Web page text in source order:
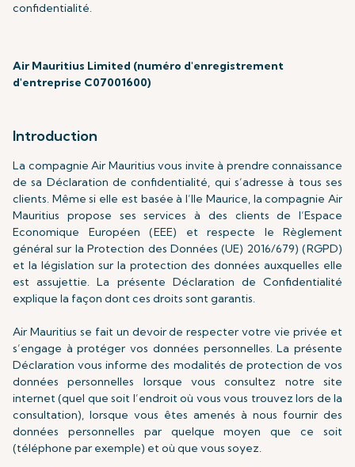
confidentialité.
Air Mauritius Limited (numéro d'enregistrement
d'entreprise C07001600)
Introduction
La compagnie Air Mauritius vous invite à prendre connaissance
de sa Déclaration de confidentialité, qui s’adresse à tous ses
clients. Même si elle est basée à l’Ile Maurice, la compagnie Air
Mauritius propose ses services à des clients de l’Espace
Economique Européen (EEE) et respecte le Règlement
général sur la Protection des Données (UE) 2016/679) (RGPD)
et la législation sur la protection des données auxquelles elle
est assujettie. La présente Déclaration de Confidentialité
explique la façon dont ces droits sont garantis.
Air Mauritius se fait un devoir de respecter votre vie privée et
s’engage à protéger vos données personnelles. La présente
Déclaration vous informe des modalités de protection de vos
données personnelles lorsque vous consultez notre site
internet (quel que soit l’endroit où vous vous trouvez lors de la
consultation), lorsque vous êtes amenés à nous fournir des
données personnelles par quelque moyen que ce soit
(téléphone par exemple) et où que vous soyez.